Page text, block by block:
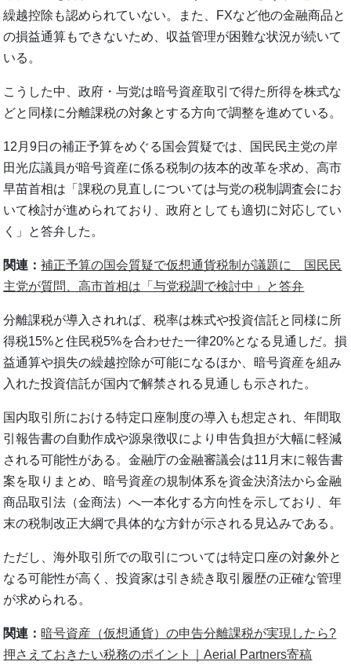
繰越控除も認められていない。また、FXなど他の金融商品と
の損益通算もできないため、収益管理が困難な状況が続いて
いる。
こうした中、政府・与党は暗号資産取引で得た所得を株式な
どと同様に分離課税の対象とする方向で調整を進めている。
12月9日の補正予算をめぐる国会質疑では、国民民主党の岸
田光広議員が暗号資産に係る税制の抜本的改革を求め、高市
早苗首相は「課税の見直しについては与党の税制調査会にお
いて検討が進められており、政府としても適切に対応してい
く」と答弁した。
関連：補正予算の国会質疑で仮想通貨税制が議題に 国民民
主党が質問、高市首相は「与党税調で検討中」と答弁
分離課税が導入されれば、税率は株式や投資信託と同様に所
得税15%と住民税5%を合わせた一律20%となる見通しだ。損
益通算や損失の繰越控除が可能になるほか、暗号資産を組み
入れた投資信託が国内で解禁される見通しも示された。
国内取引所における特定口座制度の導入も想定され、年間取
引報告書の自動作成や源泉徴収により申告負担が大幅に軽減
される可能性がある。金融庁の金融審議会は11月末に報告書
案を取りまとめ、暗号資産の規制体系を資金決済法から金融
商品取引法（金商法）へ一本化する方向性を示しており、年
末の税制改正大綱で具体的な方針が示される見込みである。
ただし、海外取引所での取引については特定口座の対象外と
なる可能性が高く、投資家は引き続き取引履歴の正確な管理
が求められる。
関連： 暗号資産（仮想通貨）の申告分離課税が実現したら?
押さえておきたい税務のポイント｜Aerial Partners寄稿